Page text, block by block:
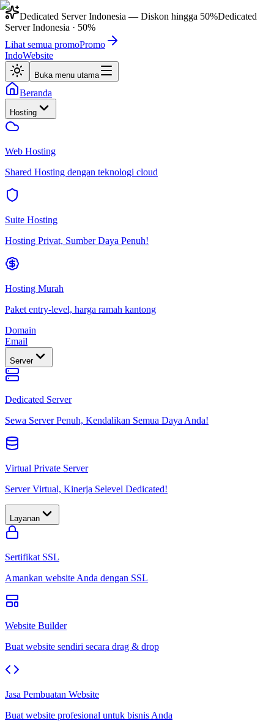
Dedicated Server Indonesia — Diskon hingga 50%Dedicated
Server Indonesia · 50%
Lihat semua promoPromo
IndoWebsite
Buka menu utama
Beranda
Hosting
Web Hosting
Shared Hosting dengan teknologi cloud
Suite Hosting
Hosting Privat, Sumber Daya Penuh!
Hosting Murah
Paket entry-level, harga ramah kantong
Domain
Email
Server
Dedicated Server
Sewa Server Penuh, Kendalikan Semua Daya Anda!
Virtual Private Server
Server Virtual, Kinerja Selevel Dedicated!
Layanan
Sertifikat SSL
Amankan website Anda dengan SSL
Website Builder
Buat website sendiri secara drag & drop
Jasa Pembuatan Website
Buat website profesional untuk bisnis Anda